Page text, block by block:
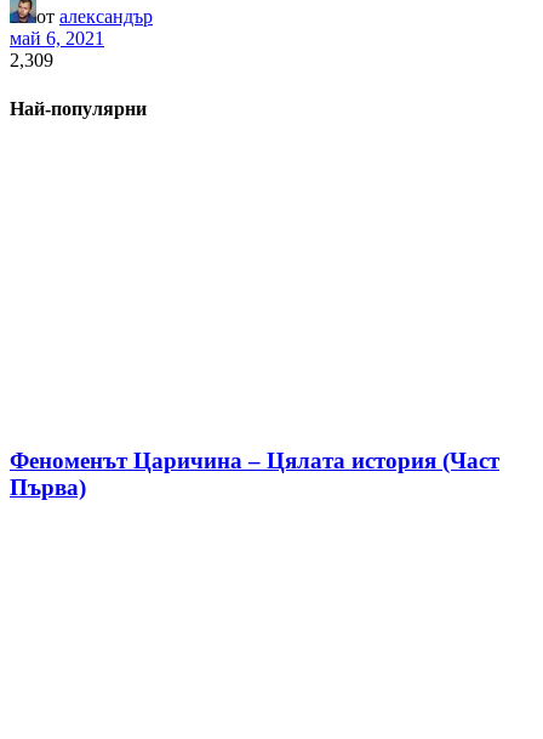
от александър
май 6, 2021
2,309
Най-популярни
Феноменът Царичина – Цялата история (Част
Първа)